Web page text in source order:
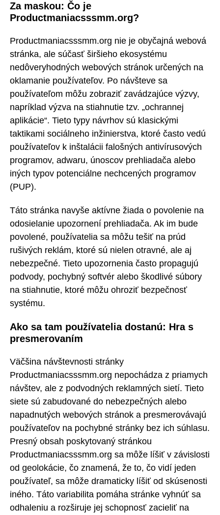
Za maskou: Čo je
Productmaniacsssmm.org?
Productmaniacsssmm.org nie je obyčajná webová
stránka, ale súčasť širšieho ekosystému
nedôveryhodných webových stránok určených na
oklamanie používateľov. Po návšteve sa
používateľom môžu zobraziť zavádzajúce výzvy,
napríklad výzva na stiahnutie tzv. „ochrannej
aplikácie“. Tieto typy návrhov sú klasickými
taktikami sociálneho inžinierstva, ktoré často vedú
používateľov k inštalácii falošných antivírusových
programov, adwaru, únoscov prehliadača alebo
iných typov potenciálne nechcených programov
(PUP).
Táto stránka navyše aktívne žiada o povolenie na
odosielanie upozornení prehliadača. Ak im bude
povolené, používatelia sa môžu tešiť na prúd
rušivých reklám, ktoré sú nielen otravné, ale aj
nebezpečné. Tieto upozornenia často propagujú
podvody, pochybný softvér alebo škodlivé súbory
na stiahnutie, ktoré môžu ohroziť bezpečnosť
systému.
Ako sa tam používatelia dostanú: Hra s
presmerovaním
Väčšina návštevnosti stránky
Productmaniacsssmm.org nepochádza z priamych
návštev, ale z podvodných reklamných sietí. Tieto
siete sú zabudované do nebezpečných alebo
napadnutých webových stránok a presmerovávajú
používateľov na pochybné stránky bez ich súhlasu.
Presný obsah poskytovaný stránkou
Productmaniacsssmm.org sa môže líšiť v závislosti
od geolokácie, čo znamená, že to, čo vidí jeden
používateľ, sa môže dramaticky líšiť od skúsenosti
iného. Táto variabilita pomáha stránke vyhnúť sa
odhaleniu a rozširuje jej schopnosť zacieliť na